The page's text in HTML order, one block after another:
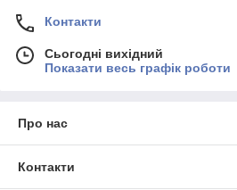
Контакти
Сьогодні вихідний
Показати весь графік роботи
Про нас
Контакти